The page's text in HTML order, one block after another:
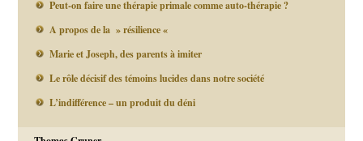
Peut-on faire une thérapie primale comme auto-thérapie ?
A propos de la » résilience «
Marie et Joseph, des parents à imiter
Le rôle décisif des témoins lucides dans notre société
L’indifférence – un produit du déni